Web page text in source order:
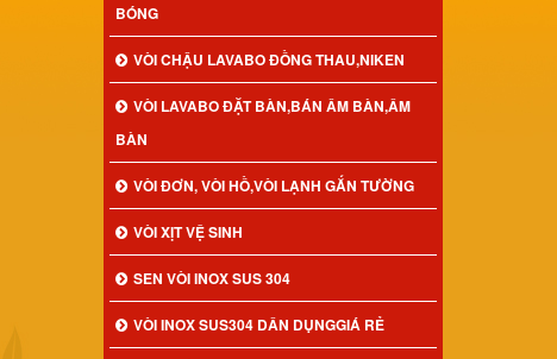
BÓNG
VÒI CHẬU LAVABO ĐỒNG THAU,NIKEN
VÒI LAVABO ĐẶT BÀN,BÁN ÂM BÀN,ÂM
BÀN
VÒI ĐƠN, VÒI HỒ,VÒI LẠNH GẮN TƯỜNG
VÒI XỊT VỆ SINH
SEN VÒI INOX SUS 304
VÒI INOX SUS304 DÂN DỤNGGIÁ RẺ